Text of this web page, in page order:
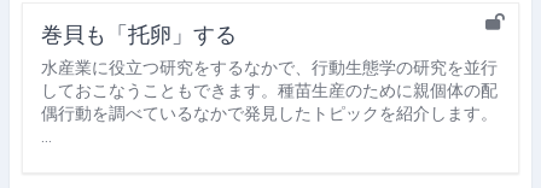
巻貝も「托卵」する
水産業に役立つ研究をするなかで、行動生態学の研究を並行
しておこなうこともできます。種苗生産のために親個体の配
偶行動を調べているなかで発見したトピックを紹介します。